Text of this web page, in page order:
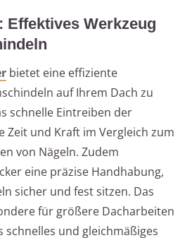
Effektives Werkzeug
bietet eine effiziente
auf Ihrem Dach zu
schnelle Eintreiben der
Zeit und Kraft im Vergleich zum
von Nägeln. Zudem
eine präzise Handhabung,
sicher und fest sitzen. Das
für größere Dacharbeiten
schnelles und gleichmäßiges